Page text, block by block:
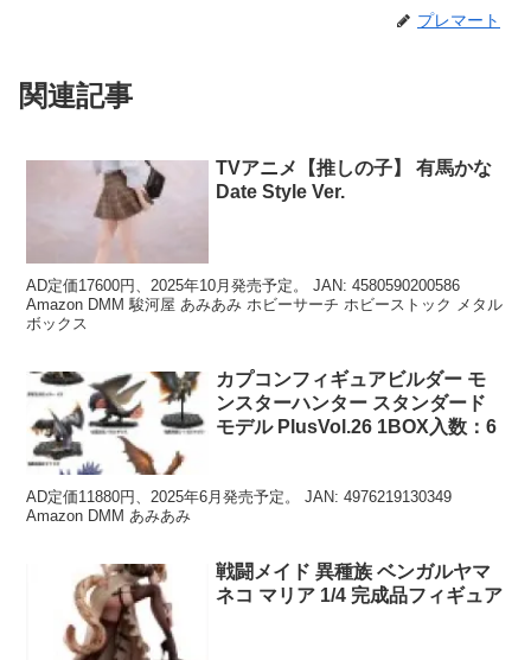
プレマート
関連記事
TVアニメ【推しの子】 有馬かな
Date Style Ver.
AD定価17600円、2025年10月発売予定。 JAN: 4580590200586
Amazon DMM 駿河屋 あみあみ ホビーサーチ ホビーストック メタル
ボックス
カプコンフィギュアビルダー モ
ンスターハンター スタンダード
モデル PlusVol.26 1BOX入数：6
AD定価11880円、2025年6月発売予定。 JAN: 4976219130349
Amazon DMM あみあみ
戦闘メイド 異種族 ベンガルヤマ
ネコ マリア 1/4 完成品フィギュア